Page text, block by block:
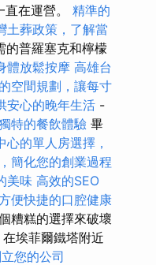
在運營。 精準的
土葬政策，了解當
普羅塞克和檸檬
體放鬆按摩 高雄台
空間規劃，讓每寸
安心的晚年生活 -
特的餐飲體驗 畢
心的單人房選擇，
簡化您的創業過程
美味 高效的SEO
便快捷的口腔健康
糟糕的選擇來破壞
埃菲爾鐵塔附近
您的公司